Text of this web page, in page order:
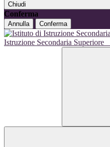
Chiudi
Conferma
Annulla Conferma
Istruzione Secondaria Superiore